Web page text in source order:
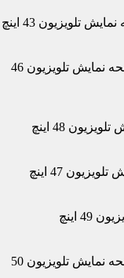
تلویزیون 43 اینچ
قیمت و خرید اینترنتی انواع محافظ صفحه نمایش تلویزیون 46
48 اینچ
47 اینچ
اینچ
قیمت و خرید اینترنتی انواع محافظ صفحه نمایش تلویزیون 50